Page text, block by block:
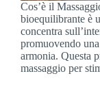
Cos’è il
bioequilibrante è
concentra
promuovendo
armonia. Questa
massaggio per